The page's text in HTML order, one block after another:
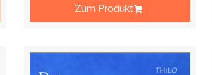
Zum Produkt